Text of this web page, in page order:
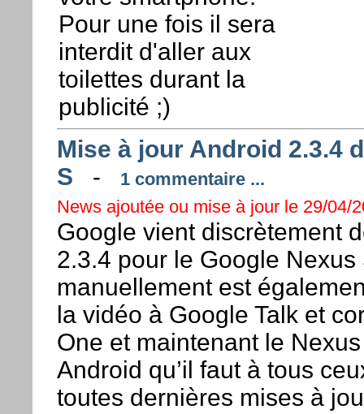
Pour une fois il sera
interdit d'aller aux
toilettes durant la
publicité ;)
Mise à jour Android 2.3.4
S -
1 commentaire ...
News ajoutée ou mise à jour le 29/04/
Google vient discrètement
2.3.4 pour le Google
manuellement est
la vidéo à Google Talk et
One et maintenant le
Android qu’il faut à tous
toutes dernières mises à